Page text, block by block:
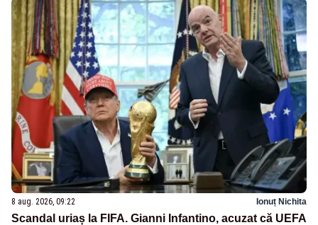
8 aug. 2026, 09:22 Ionuț Nichita
Scandal uriaș la FIFA. Gianni Infantino, acuzat că UEFA